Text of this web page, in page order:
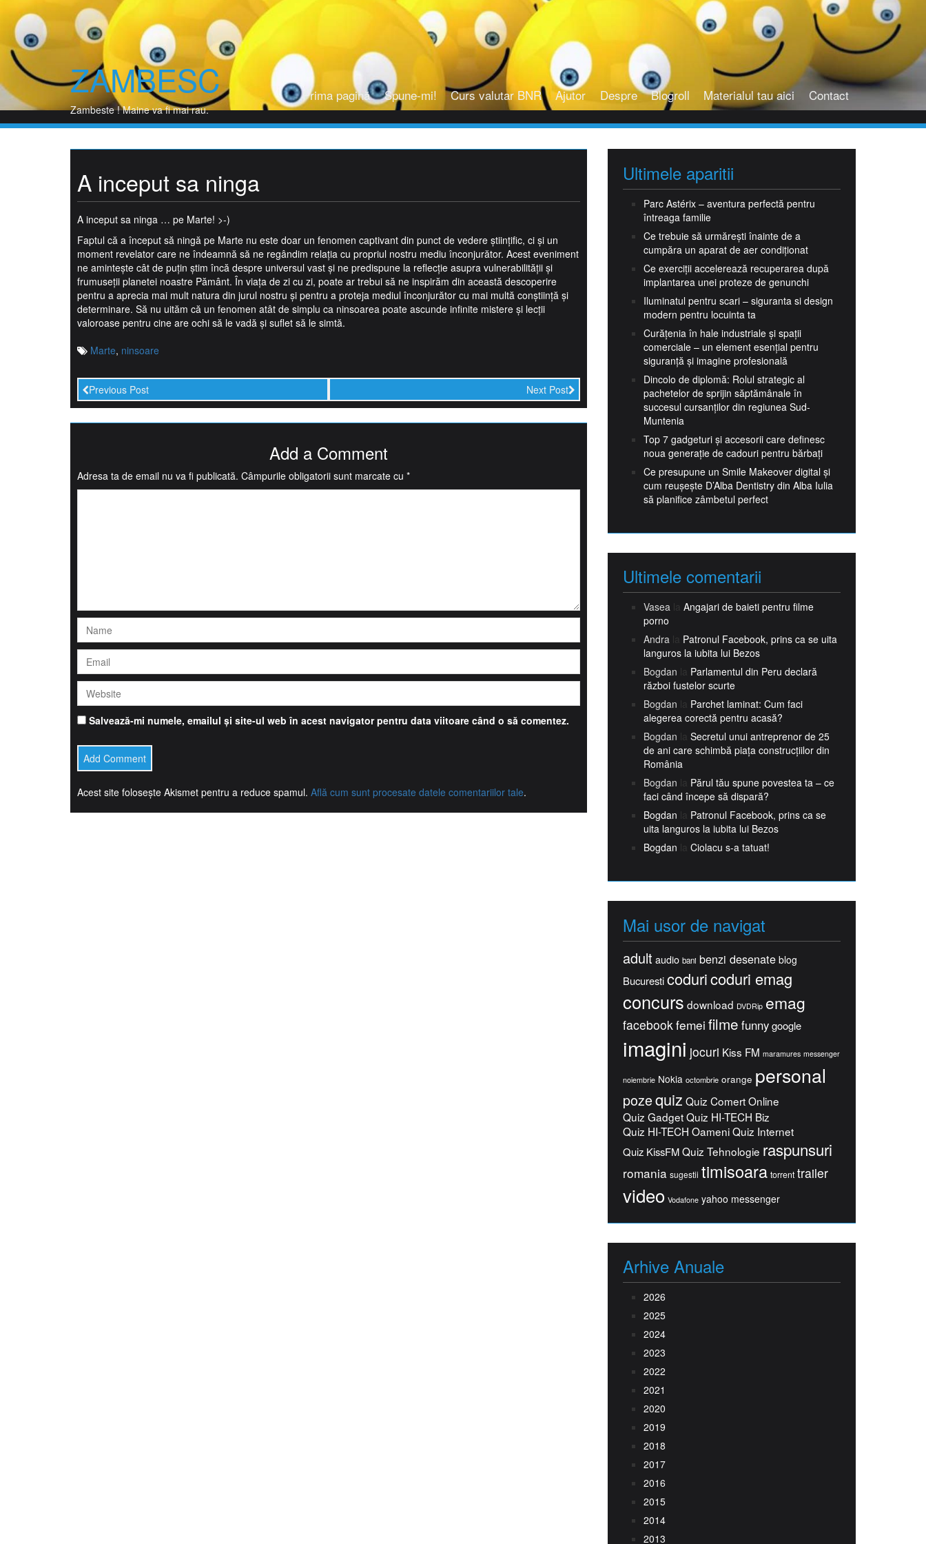
content
ZAMBESC
Zambeste ! Maine va fi mai rau.
Prima pagină Spune-mi! Curs valutar BNR Ajutor Despre Blogroll Materialul tau aici Contact
A inceput sa ninga
A inceput sa ninga … pe Marte! >-)
Faptul că a început să ningă pe Marte nu este doar un fenomen captivant din punct de vedere științific, ci și un
moment revelator care ne îndeamnă să ne regândim relația cu propriul nostru mediu înconjurător. Acest eveniment
ne amintește cât de puțin știm încă despre universul vast și ne predispune la reflecție asupra vulnerabilității și
frumuseții planetei noastre Pământ. În viața de zi cu zi, poate ar trebui să ne inspirăm din această descoperire
pentru a aprecia mai mult natura din jurul nostru și pentru a proteja mediul înconjurător cu mai multă conștiință și
determinare. Să nu uităm că un fenomen atât de simplu ca ninsoarea poate ascunde infinite mistere și lecții
valoroase pentru cine are ochi să le vadă și suflet să le simtă.
Marte, ninsoare
Previous Post Next Post
Add a Comment
Adresa ta de email nu va fi publicată. Câmpurile obligatorii sunt marcate cu *
Salvează-mi numele, emailul și site-ul web în acest navigator pentru data viitoare când o să comentez.
Acest site folosește Akismet pentru a reduce spamul. Află cum sunt procesate datele comentariilor tale.
Ultimele aparitii
Parc Astérix – aventura perfectă pentru
întreaga familie
Ce trebuie să urmărești înainte de a
cumpăra un aparat de aer condiționat
Ce exerciții accelerează recuperarea după
implantarea unei proteze de genunchi
Iluminatul pentru scari – siguranta si design
modern pentru locuinta ta
Curățenia în hale industriale și spații
comerciale – un element esențial pentru
siguranță și imagine profesională
Dincolo de diplomă: Rolul strategic al
pachetelor de sprijin săptămânale în
succesul cursanților din regiunea Sud-
Muntenia
Top 7 gadgeturi și accesorii care definesc
noua generație de cadouri pentru bărbați
Ce presupune un Smile Makeover digital și
cum reușește D’Alba Dentistry din Alba Iulia
să planifice zâmbetul perfect
Ultimele comentarii
Vaseala Angajari de baieti pentru filme
porno
Andrala Patronul Facebook, prins ca se uita
languros la iubita lui Bezos
Bogdan la Parlamentul din Peru declară
război fustelor scurte
Bogdan la Parchet laminat: Cum faci
alegerea corectă pentru acasă?
Bogdan la Secretul unui antreprenor de 25
de ani care schimbă piața construcțiilor din
România
Bogdan la Părul tău spune povestea ta – ce
faci când începe să dispară?
Bogdan la Patronul Facebook, prins ca se
uita languros la iubita lui Bezos
Bogdan la Ciolacu s-a tatuat!
Mai usor de navigat
adult audio bani benzi desenate blog
Bucuresti coduricoduri emag
concurs download DVDRip emag
facebook femei filme funny google
imagini jocuri Kiss FM maramures messenger
noiembrie Nokia octombrie orange personal
pozequiz Quiz Comert Online
Quiz GadgetQuiz HI-TECH Biz
Quiz HI-TECH OameniQuiz Internet
Quiz KissFM Quiz Tehnologie raspunsuri
romania sugestii timisoara torrent trailer
video Vodafone yahoo messenger
Arhive Anuale
2026
2025
2024
2023
2022
2021
2020
2019
2018
2017
2016
2015
2014
2013